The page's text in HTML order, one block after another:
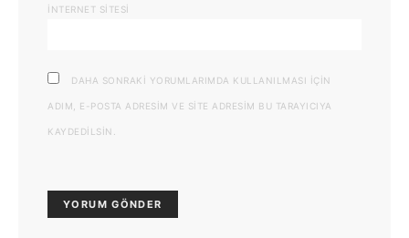
İNTERNET SITESI
DAHA SONRAKI YORUMLARIMDA KULLANILMASI IÇIN
ADIM, E-POSTA ADRESIM VE SITE ADRESIM BU TARAYICIYA
KAYDEDILSIN.